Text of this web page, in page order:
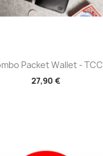
 Aperçu rapide
Packet Wallet - TCC
27,90 €